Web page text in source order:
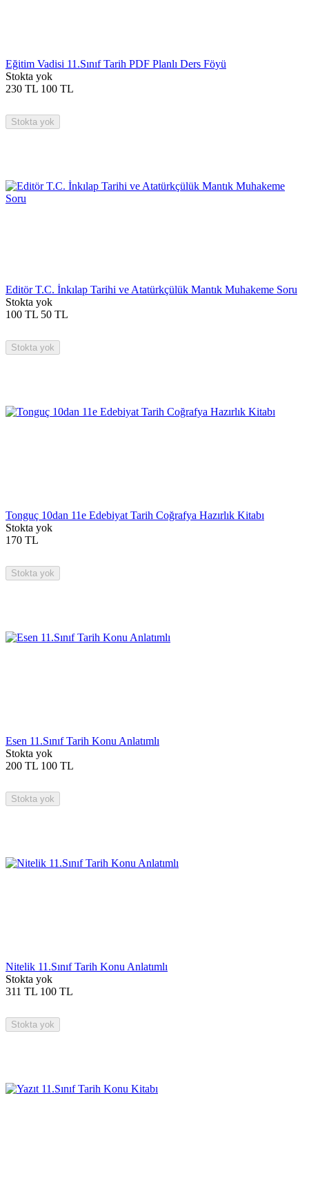
Eğitim Vadisi 11.Sınıf Tarih PDF Planlı Ders Föyü
Stokta yok
230 TL 100 TL
Stokta yok
Editör T.C. İnkılap Tarihi ve Atatürkçülük Mantık Muhakeme Soru
Stokta yok
100 TL 50 TL
Stokta yok
Tonguç 10dan 11e Edebiyat Tarih Coğrafya Hazırlık Kitabı
Stokta yok
170 TL
Stokta yok
Esen 11.Sınıf Tarih Konu Anlatımlı
Stokta yok
200 TL 100 TL
Stokta yok
Nitelik 11.Sınıf Tarih Konu Anlatımlı
Stokta yok
311 TL 100 TL
Stokta yok